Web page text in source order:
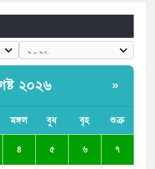
এ দৃশ্য কি আপনারা দেখেননি:
২০২৬ »
মঙ্গল বুধ বৃহ শুক্র
৪ ৫ ৬ ৭